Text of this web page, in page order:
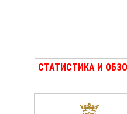
СТАТИСТИКА И